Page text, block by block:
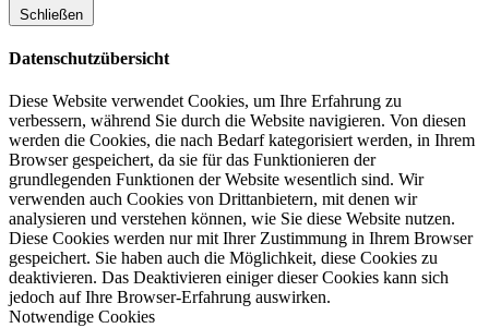
Schließen
Datenschutzübersicht
Diese Website verwendet Cookies, um Ihre Erfahrung zu
verbessern, während Sie durch die Website navigieren. Von diesen
werden die Cookies, die nach Bedarf kategorisiert werden, in Ihrem
Browser gespeichert, da sie für das Funktionieren der
grundlegenden Funktionen der Website wesentlich sind. Wir
verwenden auch Cookies von Drittanbietern, mit denen wir
analysieren und verstehen können, wie Sie diese Website nutzen.
Diese Cookies werden nur mit Ihrer Zustimmung in Ihrem Browser
gespeichert. Sie haben auch die Möglichkeit, diese Cookies zu
deaktivieren. Das Deaktivieren einiger dieser Cookies kann sich
jedoch auf Ihre Browser-Erfahrung auswirken.
Notwendige Cookies